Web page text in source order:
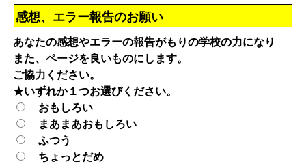
感想、エラー報告のお願い
あなたの感想やエラーの報告がもりの学校の力になり
また、ページを良いものにします。
ご協力ください。
★いずれか１つお選びください。
おもしろい
まあまあおもしろい
ふつう
ちょっとだめ